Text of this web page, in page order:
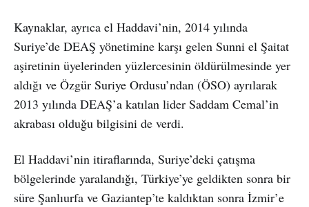
Kaynaklar, ayrıca el Haddavi’nin, 2014 yılında
Suriye’de DEAŞ yönetimine karşı gelen Sunni el Şaitat
aşiretinin üyelerinden yüzlercesinin öldürülmesinde yer
aldığı ve Özgür Suriye Ordusu’ndan (ÖSO) ayrılarak
2013 yılında DEAŞ’a katılan lider Saddam Cemal’in
akrabası olduğu bilgisini de verdi.
El Haddavi’nin itiraflarında, Suriye’deki çatışma
bölgelerinde yaralandığı, Türkiye’ye geldikten sonra bir
süre Şanlıurfa ve Gaziantep’te kaldıktan sonra İzmir’e